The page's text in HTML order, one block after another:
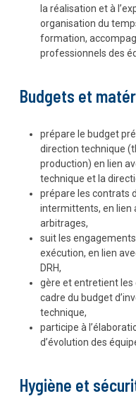
la réalisation et à
organisation du
formation,
professionnels des
Budgets et
prépare le budget
direction technique
production) en lien
technique et la
prépare les contrats
intermittents, en lien
arbitrages,
suit les
exécution, en lien
DRH,
gère et entretient les
cadre du budget
technique,
participe à
d’évolution des
Hygiène et